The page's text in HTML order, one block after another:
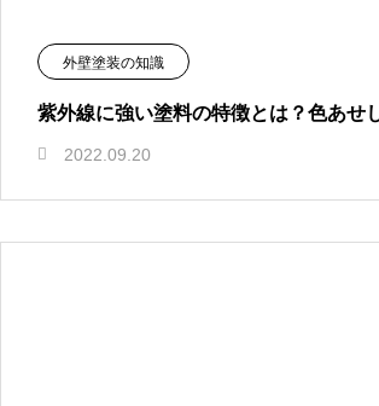
外壁塗装の知識
紫外線に強い塗料の特徴とは？色あせ
2022.09.20